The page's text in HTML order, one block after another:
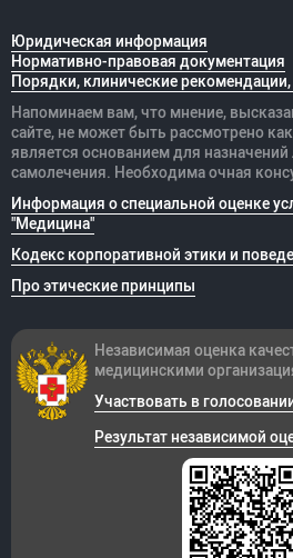
Юридическая информация
Нормативно-правовая документация
Порядки, клинические
Напоминаем вам, что мнение,
сайте, не может быть рассмотрено
является основанием для
самолечения. Необходима очная
Информация о специальной оценке
"Медицина"
Кодекс корпоративной этики и
Про этические принципы
Независимая оценка
медицинскими
Участвовать в
Результат независимой